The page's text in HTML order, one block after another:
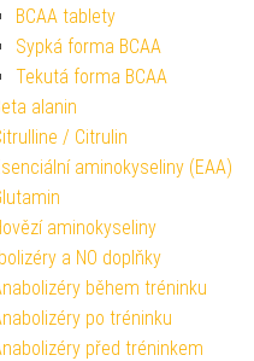
BCAA tablety
Sypká forma BCAA
Tekutá forma BCAA
alanin
/ Citrulin
aminokyseliny (EAA)
aminokyseliny
a NO doplňky
během tréninku
po tréninku
před tréninkem